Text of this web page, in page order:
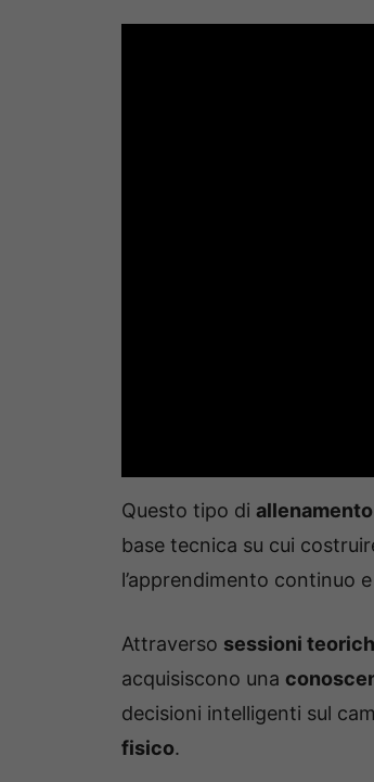
Questo tipo di allenamento
base tecnica su cui
l’apprendimento continuo
Attraverso sessioni
acquisiscono una
decisioni intelligenti sul
fisico.